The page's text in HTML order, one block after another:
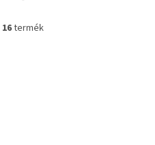
kirándulásukon. A hátizsák
tartalmaz...
L
16termék